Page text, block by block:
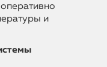
и